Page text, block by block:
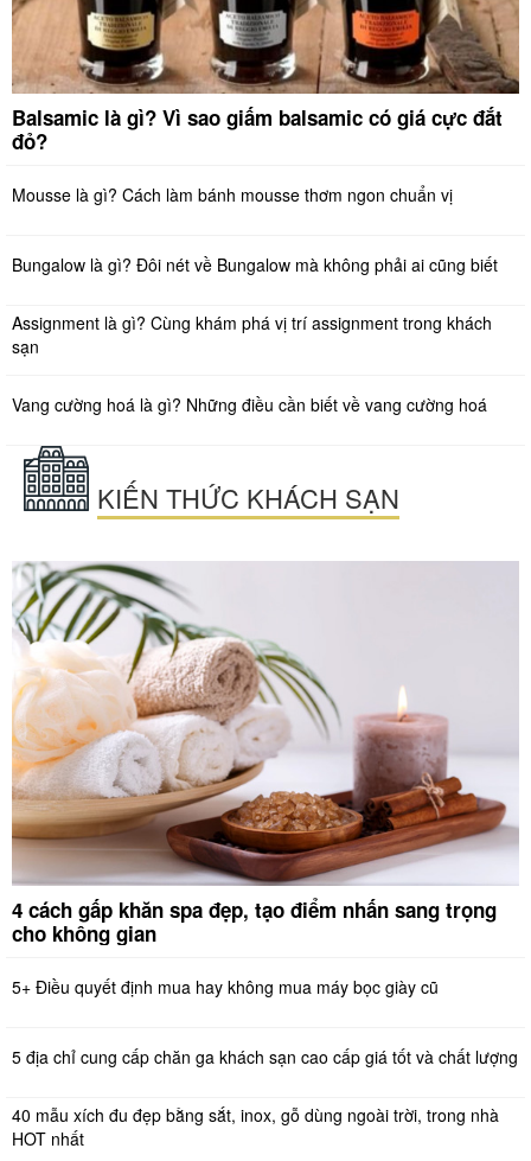
Balsamic là gì? Vì sao giấm balsamic có giá cực đắt
đỏ?
Mousse là gì? Cách làm bánh mousse thơm ngon chuẩn vị
Bungalow là gì? Đôi nét về Bungalow mà không phải ai cũng biết
Assignment là gì? Cùng khám phá vị trí assignment trong khách
sạn
Vang cường hoá là gì? Những điều cần biết về vang cường hoá
KIẾN THỨC KHÁCH SẠN
4 cách gấp khăn spa đẹp, tạo điểm nhấn sang trọng
cho không gian
5+ Điều quyết định mua hay không mua máy bọc giày cũ
5 địa chỉ cung cấp chăn ga khách sạn cao cấp giá tốt và chất lượng
40 mẫu xích đu đẹp bằng sắt, inox, gỗ dùng ngoài trời, trong nhà
HOT nhất